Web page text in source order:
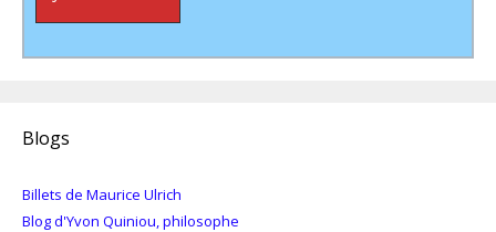
Blogs
Billets de Maurice Ulrich
Blog d'Yvon Quiniou, philosophe